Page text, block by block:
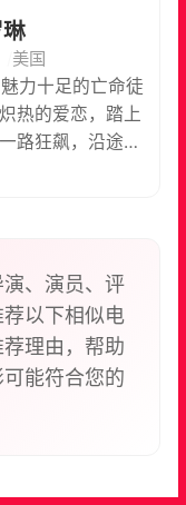
美国
力十足的亡命徒
热的爱恋，踏上
路狂飙，沿途犯
沉溺，身后是步
向失控。
、演员、评
以下相似电
理由，帮助
能符合您的